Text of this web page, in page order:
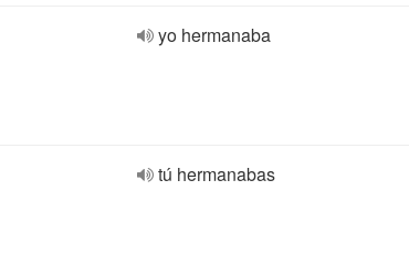
yo hermanaba
tú hermanabas